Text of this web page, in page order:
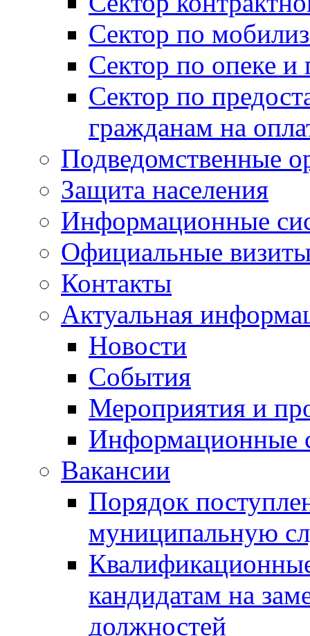
Сектор по
Сектор по опеке и
Сектор по
гражданам на
Подведомственные
Защита населения
Информационные
Официальные
Контакты
Актуальная
Новости
События
Мероприятия и
Информационные
Вакансии
Порядок
муниципальную
кандидатам на
должностей